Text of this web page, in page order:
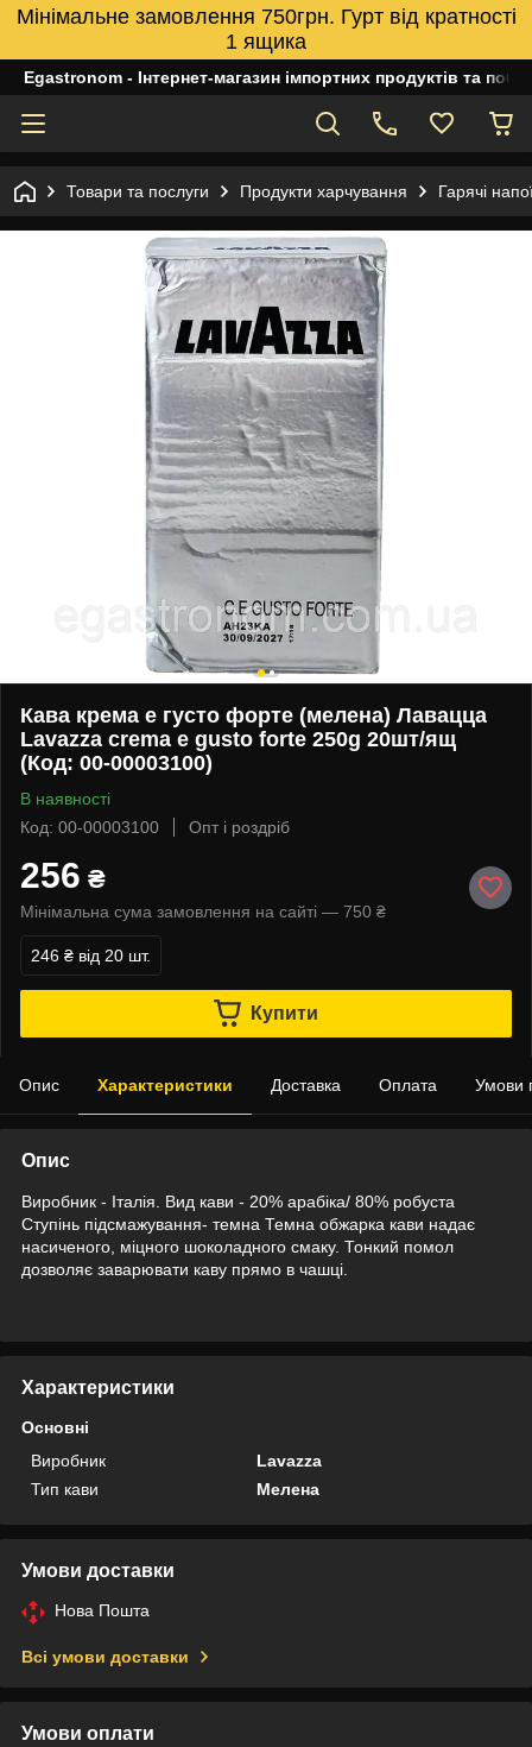
Мінімальне замовлення 750грн. Гурт від кратності
1 ящика
Egastronom - Інтернет-магазин імпортних продуктів та
Товари та послуги Продукти харчування Гарячі
Кава крема е густо форте (мелена) Лавацца
Lavazza crema e gusto forte 250g 20шт/ящ
(Код: 00-00003100)
В наявності
Код: 00-00003100
Опт і роздріб
256 ₴
Мінімальна сума замовлення на сайті — 750 ₴
246 ₴ від 20 шт.
Купити
Опис Характеристики Доставка Оплата Умови
Опис
Виробник - Італія. Вид кави - 20% арабіка/ 80% робуста
Ступінь підсмажування- темна Темна обжарка кави надає
насиченого, міцного шоколадного смаку. Тонкий помол
дозволяє заварювати каву прямо в чашці.
Характеристики
Основні
Виробник
Lavazza
Тип кави
Мелена
Умови доставки
Нова Пошта
Всі умови доставки
Умови оплати